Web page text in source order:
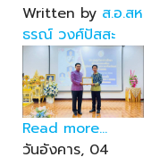
Written by ส.อ.สห
ธรณ์ วงศ์ปัสสะ
Read more...
วันอังคาร, 04